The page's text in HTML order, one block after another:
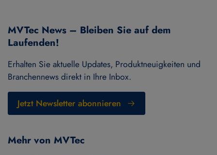
MVTec News – Bleiben Sie auf dem
Laufenden!
Erhalten Sie aktuelle Updates, Produktneuigkeiten und
Branchennews direkt in Ihre Inbox.
Jetzt Newsletter abonnieren
Mehr von MVTec